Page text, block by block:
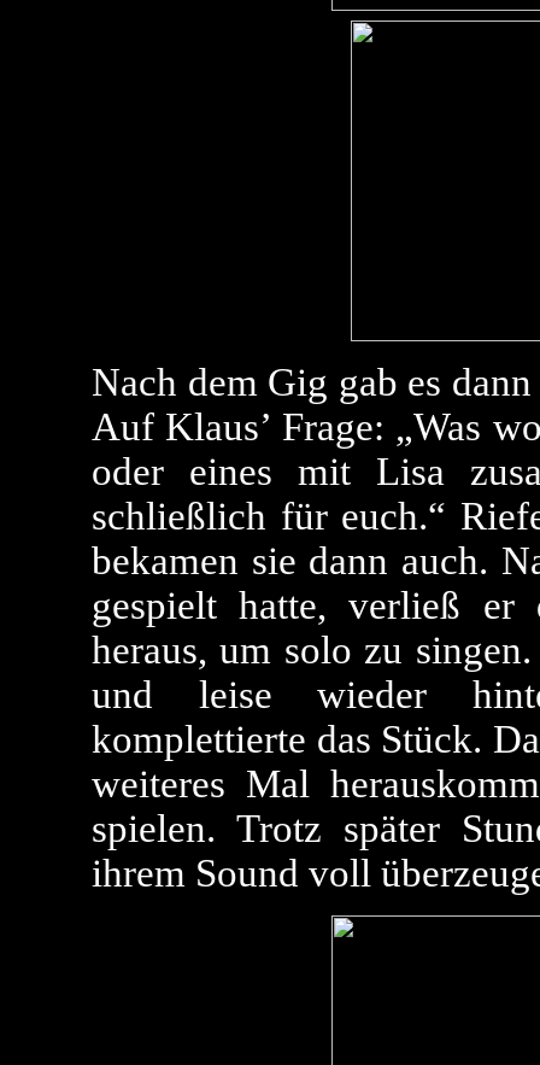
Nach dem Gig gab es
Auf Klaus’ Frage: „Was
oder eines mit Lisa
schließlich für euch.“
bekamen sie dann auch.
gespielt hatte, verließ
heraus, um solo zu
und leise wieder
komplettierte das Stück.
weiteres Mal
spielen. Trotz später
ihrem Sound voll